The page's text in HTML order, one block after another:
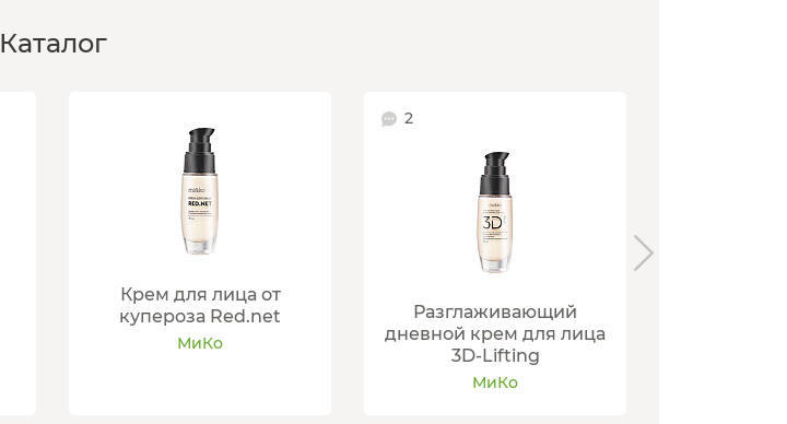
Каталог
Крем для лица от
купероза Red.net
МиКо
2
Разглаживающий
дневной крем для лица
3D-Lifting
МиКо